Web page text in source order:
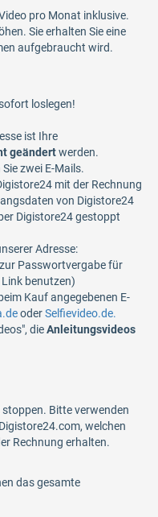
pro Monat inklusive.
Sie erhalten Sie eine
aufgebraucht wird.
loslegen!
ist Ihre
geändertwerden.
zwei E-Mails.
mit der Rechnung
von Digistore24
Digistore24 gestoppt
Adresse:
Passwortvergabe für
benutzen)
Kauf angegebenen E-
oderSelfievideo.de.
dieAnleitungsvideos
Bitte verwenden
welchen
Rechnung erhalten.
das gesamte